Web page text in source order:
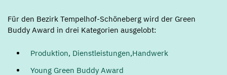
Für den Bezirk Tempelhof-Schöneberg wird der Green
Buddy Award in drei Kategorien ausgelobt:
Produktion, Dienstleistungen,Handwerk
Young Green Buddy Award